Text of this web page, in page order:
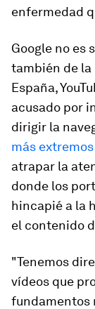
enfermedad
Google no es
también de la
España,
acusado por
dirigir la
más extremos
atrapar la
donde los
hincapié a la
el contenido
"Tenemos
vídeos que
fundamentos